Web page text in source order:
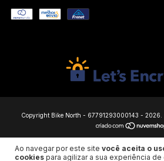
Ao navegar por este site você aceita o
cookies para agilizar a sua experiência de
Copyright Bike North - 67791293000143 - 2026.